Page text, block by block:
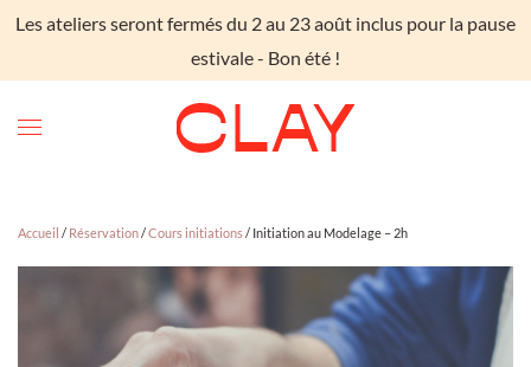
Les ateliers seront fermés du 2 au 23 août inclus pour la pause
estivale - Bon été !
Skip to main content
Accueil / Réservation/Cours initiations/ Initiation au Modelage – 2h